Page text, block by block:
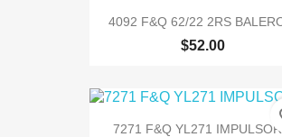
4092 F&Q 62/22 2RS
$52.00
7271 F&Q YL271